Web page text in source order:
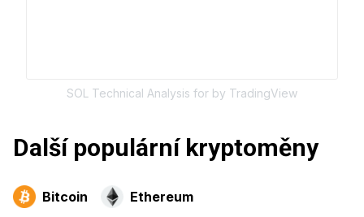
SOL Technical Analysis for by TradingView
Další populární kryptoměny
Bitcoin Ethereum